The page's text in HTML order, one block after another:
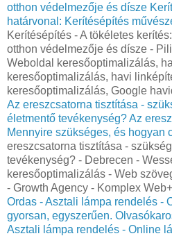
otthon védelmezője és dísze
határvonal: Kerítésépítés
Kerítésépítés - A tökéletes
otthon védelmezője és dísze -
Weboldal keresőoptimalizálás,
keresőoptimalizálás, havi
keresőoptimalizálás, Google
Az ereszcsatorna tisztítása -
életmentő tevékenység?Az
Mennyire szükséges, és hogyan
ereszcsatorna tisztítása -
tevékenység? - Debrecen -
keresőoptimalizálás - Web
- Growth Agency - Komplex Web+
Ordas - Asztali lámpa rendelés -
gyorsan, egyszerűen.
Asztali lámpa rendelés - Online